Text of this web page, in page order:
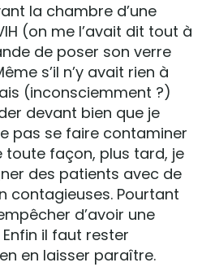
la chambre d’une
(on me l’avait dit tout à
de poser son verre
s’il n’y avait rien à
(inconsciemment ?)
devant bien que je
pas se faire contaminer
toute façon, plus tard, je
des patients avec de
contagieuses. Pourtant
d’avoir une
il faut rester
en laisser paraître.